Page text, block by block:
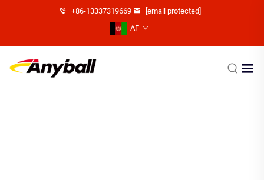
+86-13337319669
[email protected]
AF